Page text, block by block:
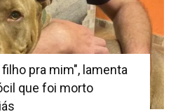
pra mim", lamenta
que foi morto